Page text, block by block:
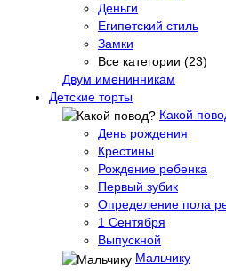
Деньги
Египетский стиль
Замки
Все категории (23)
Двум именинникам
Детские торты
Какой
День рождения
Крестины
Рождение ребенка
Первый зубик
Определение пола
1 Сентября
Выпускной
Мальчику